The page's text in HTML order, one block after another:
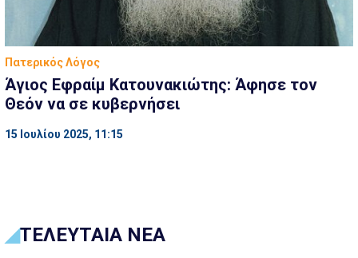
Πατερικός Λόγος
Άγιος Εφραίμ Κατουνακιώτης: Άφησε τον
Θεόν να σε κυβερνήσει
15 Ιουλίου 2025, 11:15
ΤΕΛΕΥΤΑΙΑ ΝΕΑ